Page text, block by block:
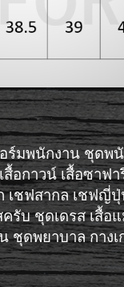
ร์มพนักงานชุดพ
สื้อกาวน์เสื้อซาฟา
เชฟสากลเชฟญี่
รับชุดเดรสเสื้อ
ชุดพยาบาลกาง